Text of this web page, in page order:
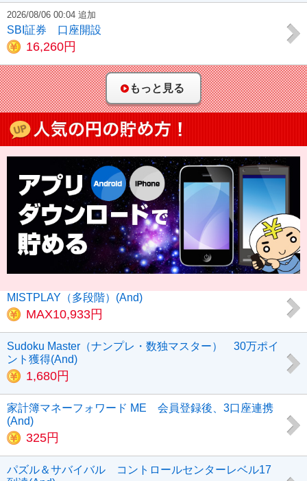
2026/08/06 00:04 追加
SBI証券 口座開設
16,260円
もっと見る
MISTPLAY（多段階）(And)
MAX10,933円
Sudoku Master（ナンプレ・数独マスター） 30万ポイ
ント獲得(And)
1,680円
家計簿マネーフォワード ME 会員登録後、3口座連携
(And)
325円
パズル＆サバイバル コントロールセンターレベル17